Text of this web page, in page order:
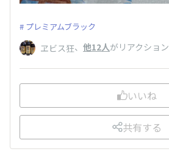
プレミアムブラック
ヱビス狂、 他12人がリアクション
いいね
共有する